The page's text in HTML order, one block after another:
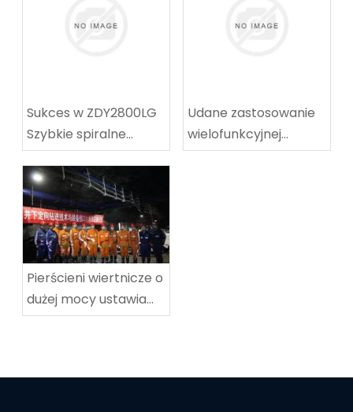
Sukces w ZDY2800LG
Szybkie spiralne
wyposażenie
techniczne
wyposażenie
techniczne
Udane zastosowanie
wielofunkcyjnej
maszyny do
Pierścieni wiertnicze o
dużej mocy ustawia
nowy rekord świata w